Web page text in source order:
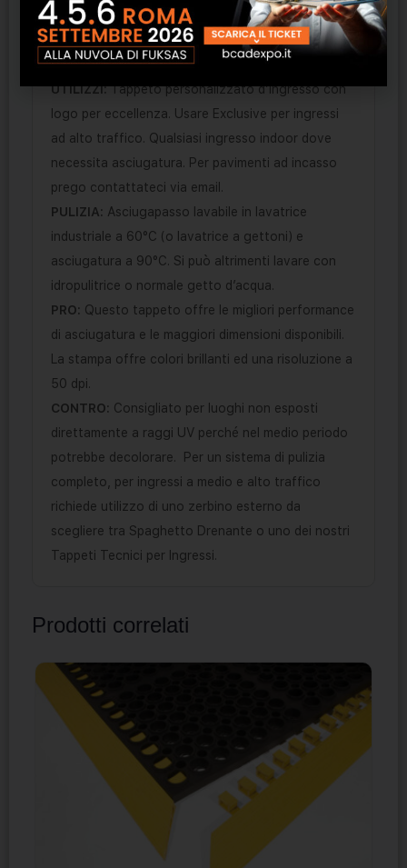
scegliere tra Spaghetto Drenante o uno dei nostri
Tappeti Tecnici per Ingressi.
Exclusive
UTILIZZI:Tappeto personalizzato d’ingresso con
logo per eccellenza. Usare Exclusive per ingressi
ad alto traffico. Qualsiasi ingresso indoor dove
necessita asciugatura. Per pavimenti ad incasso
prego contattateci via email.
PULIZIA: Asciugapasso lavabile in lavatrice
industriale a 60°C (o lavatrice a gettoni) e
asciugatura a 90°C. Si può altrimenti lavare con
idropulitrice o normale getto d’acqua.
PRO: Questo tappeto offre le migliori performance
di asciugatura e le maggiori dimensioni disponibili.
La stampa offre colori brillanti ed una risoluzione a
50 dpi.
CONTRO: Consigliato per luoghi non esposti
direttamente a raggi UV perché nel medio periodo
potrebbe decolorare. Per un sistema di pulizia
completo, per ingressi a medio e alto traffico
richiede utilizzo di uno zerbino esterno da
scegliere tra Spaghetto Drenante o uno dei nostri
Tappeti Tecnici per Ingressi.
Prodotti correlati